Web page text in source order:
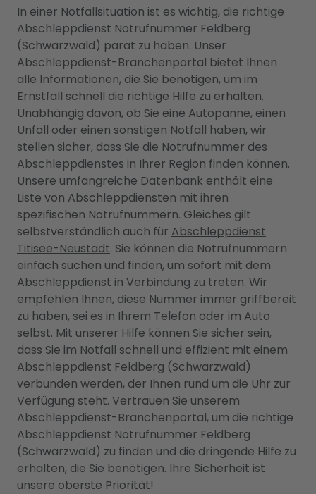
In einer Notfallsituation ist es wichtig, die richtige
Abschleppdienst Notrufnummer Feldberg
(Schwarzwald) parat zu haben. Unser
Abschleppdienst-Branchenportal bietet Ihnen
alle Informationen, die Sie benötigen, um im
Ernstfall schnell die richtige Hilfe zu erhalten.
Unabhängig davon, ob Sie eine Autopanne, einen
Unfall oder einen sonstigen Notfall haben, wir
stellen sicher, dass Sie die Notrufnummer des
Abschleppdienstes in Ihrer Region finden können.
Unsere umfangreiche Datenbank enthält eine
Liste von Abschleppdiensten mit ihren
spezifischen Notrufnummern. Gleiches gilt
selbstverständlich auch für Abschleppdienst
Titisee-Neustadt. Sie können die Notrufnummern
einfach suchen und finden, um sofort mit dem
Abschleppdienst in Verbindung zu treten. Wir
empfehlen Ihnen, diese Nummer immer griffbereit
zu haben, sei es in Ihrem Telefon oder im Auto
selbst. Mit unserer Hilfe können Sie sicher sein,
dass Sie im Notfall schnell und effizient mit einem
Abschleppdienst Feldberg (Schwarzwald)
verbunden werden, der Ihnen rund um die Uhr zur
Verfügung steht. Vertrauen Sie unserem
Abschleppdienst-Branchenportal, um die richtige
Abschleppdienst Notrufnummer Feldberg
(Schwarzwald) zu finden und die dringende Hilfe zu
erhalten, die Sie benötigen. Ihre Sicherheit ist
unsere oberste Priorität!